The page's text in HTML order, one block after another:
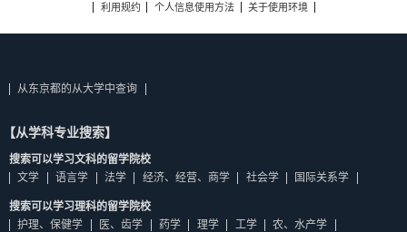
利用规约
个人信息使用方法 关于使用环境
从东京都的从大学中查询
【从学科专业搜索】
搜索可以学习文科的留学院校
文学
语言学 法学 经济、经营、商学 社会学 国际关系学
搜索可以学习理科的留学院校
护理、保健学
医、齿学 药学 理学 工学 农、水产学